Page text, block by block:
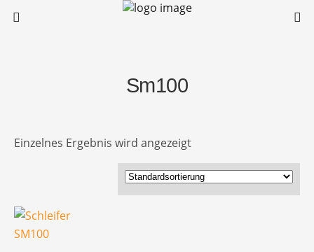
Sm100
Einzelnes Ergebnis wird angezeigt